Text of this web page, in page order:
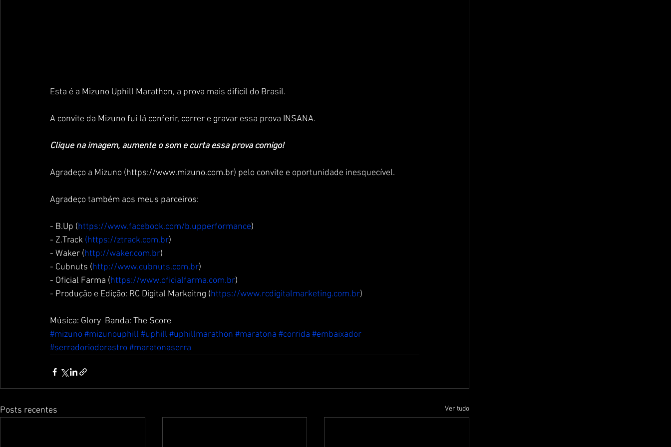
Esta é a Mizuno Uphill Marathon, a prova mais difícil do Brasil.
A convite da Mizuno fui lá conferir, correr e gravar essa prova INSANA.
Clique na imagem, aumente o som e curta essa prova comigo!
Agradeço a Mizuno (https://www.mizuno.com.br) pelo convite e oportunidade inesquecível.
Agradeço também aos meus parceiros:
- B.Up (https://www.facebook.com/b.upperformance)
- Z.Track (https://ztrack.com.br)
- Waker (http://waker.com.br)
- Cubnuts (http://www.cubnuts.com.br)
- Oficial Farma (https://www.oficialfarma.com.br)
- Produção e Edição: RC Digital Markeitng (https://www.rcdigitalmarketing.com.br)
Música: Glory  Banda: The Score
#mizuno #mizunouphill #uphill #uphillmarathon #maratona #corrida #embaixador
#serradoriodorastro #maratonaserra
Posts recentes Ver tudo